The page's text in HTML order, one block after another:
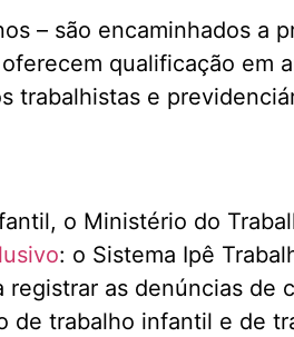
– são encaminhados a
qualificação em
trabalhistas e
o Ministério do
: o Sistema Ipê
as denúncias de
de trabalho infantil e de